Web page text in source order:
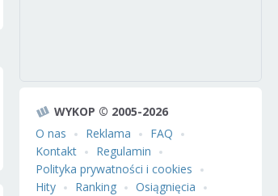
WYKOP © 2005-2026
O nas
Reklama
FAQ
Kontakt
Regulamin
Polityka prywatności i cookies
Hity
Ranking
Osiągnięcia